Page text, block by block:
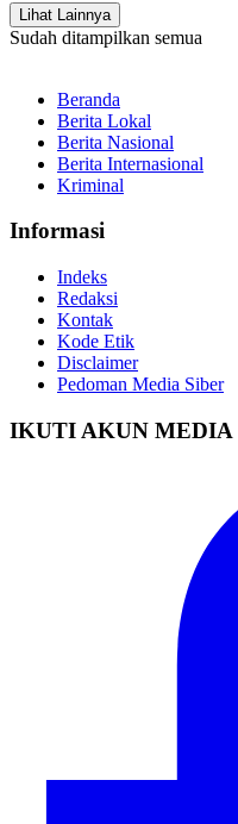
Lihat Lainnya
Sudah ditampilkan semua
Beranda
Berita Lokal
Berita Nasional
Berita Internasional
Kriminal
Informasi
Indeks
Redaksi
Kontak
Kode Etik
Disclaimer
Pedoman Media Siber
IKUTI AKUN